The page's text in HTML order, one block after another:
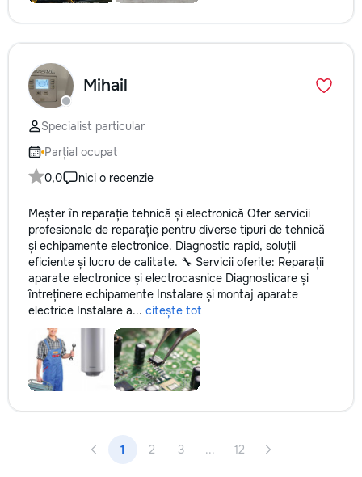
Mihail
Specialist particular
Parțial ocupat
0,0
nici o recenzie
Meșter în reparație tehnică și electronică Ofer servicii
profesionale de reparație pentru diverse tipuri de tehnică
și echipamente electronice. Diagnostic rapid, soluții
eficiente și lucru de calitate. 🔧 Servicii oferite: Reparații
aparate electronice și electrocasnice Diagnosticare și
întreținere echipamente Instalare și montaj aparate
electrice Instalare a... citește tot
1 2 3 ... 12